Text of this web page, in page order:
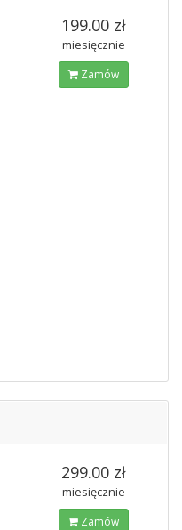
199.00 zł
miesięcznie
Zamów
299.00 zł
miesięcznie
Zamów